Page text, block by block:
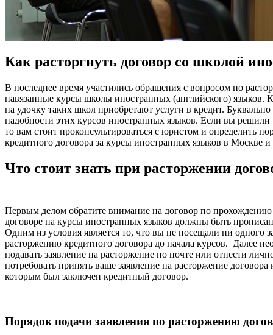
Как расторгнуть договор со школой
В последнее время участились обращения с вопросом по
навязанные курсы школы иностранных (английского) языков.
на удочку таких школ приобретают услуги в кредит. Буквально
надобности этих курсов иностранных языков. Если вы решили
то вам стоит проконсультироваться с юристом и определить
кредитного договора за курсы иностранных языков в Москве
Что стоит знать при расторжении
Первым делом обратите внимание на договор по
договоре на курсы иностранных языков должны быть
Одним из условия является то, что вы не посещали ни одного
расторжению кредитного договора до начала курсов. Далее
подавать заявление на расторжение по почте или отнести
потребовать принять ваше заявление на расторжение
которым был заключен кредитный договор.
Порядок подачи заявления по расторжению